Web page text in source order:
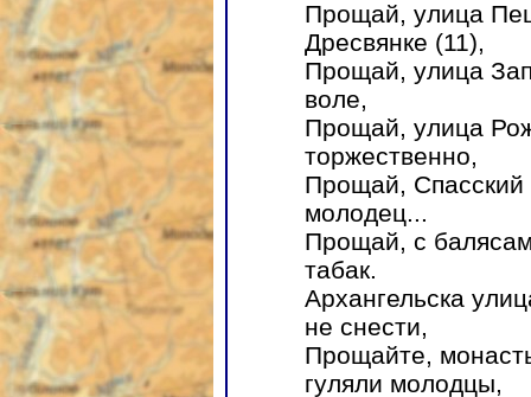
Прощай, улица
Дресвянке (11),
Прощай, улица
воле,
Прощай, улица
торжественно,
Прощай, Спасский
молодец...
Прощай, с
табак.
Архангельска
не снести,
Прощайте,
гуляли молодцы,